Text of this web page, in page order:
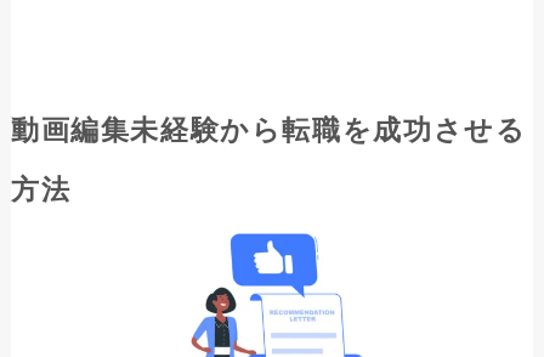
動画編集未経験から転職を成功させる
方法